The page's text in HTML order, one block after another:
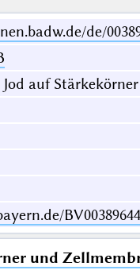
de/
auf
und